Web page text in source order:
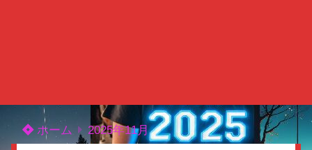
ホーム 2025年11月